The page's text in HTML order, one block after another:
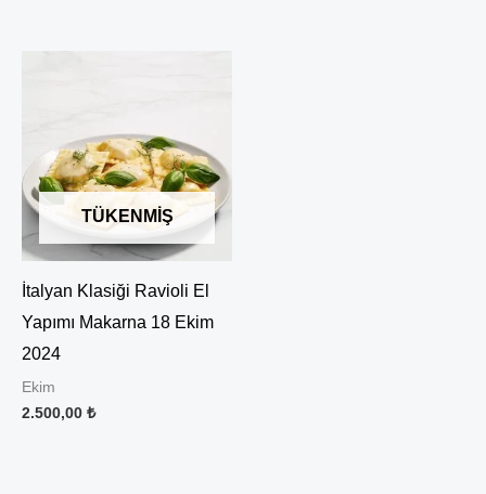
TÜKENMIŞ
İtalyan Klasiği Ravioli El
Yapımı Makarna 18 Ekim
2024
Ekim
2.500,00 ₺